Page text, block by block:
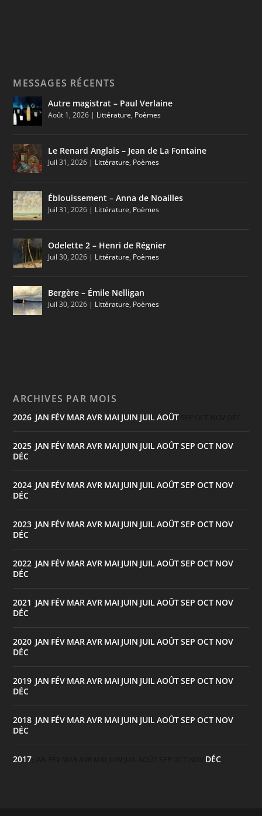
MESSAGES RÉCENTS
Autre magistrat – Paul Verlaine
Août 1, 2026 | Littérature, Poèmes
Le Renard Anglais – Jean de La Fontaine
Juil 31, 2026 | Littérature, Poèmes
Éblouissement – Anna de Noailles
Juil 31, 2026 | Littérature, Poèmes
Odelette 2 – Henri de Régnier
Juil 30, 2026 | Littérature, Poèmes
Bergère – Émile Nelligan
Juil 30, 2026 | Littérature, Poèmes
ARCHIVES PAR MOIS
2026 JAN FÉV MARAVR MAI JUIN JUILAOÛT
2025 JAN FÉV MARAVR MAI JUIN JUILAOÛTSEP OCT NOV
DÉC
2024 JAN FÉV MARAVR MAI JUIN JUILAOÛTSEP OCT NOV
DÉC
2023 JAN FÉV MARAVR MAI JUIN JUILAOÛTSEP OCT NOV
DÉC
2022 JAN FÉV MARAVR MAI JUIN JUILAOÛTSEP OCT NOV
DÉC
2021 JAN FÉV MARAVR MAI JUIN JUILAOÛTSEP OCT NOV
DÉC
2020 JAN FÉV MARAVR MAI JUIN JUILAOÛTSEP OCT NOV
DÉC
2019 JAN FÉV MARAVR MAI JUIN JUILAOÛTSEP OCT NOV
DÉC
2018 JAN FÉV MARAVR MAI JUIN JUILAOÛTSEP OCT NOV
DÉC
2017 DÉC